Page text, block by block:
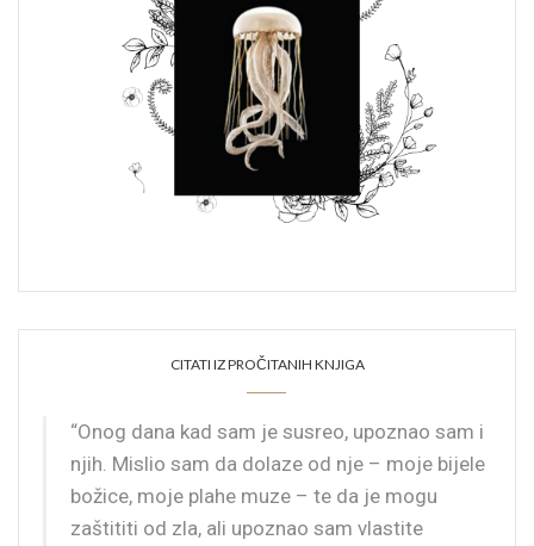
CITATI IZ PROČITANIH KNJIGA
“Onog dana kad sam je susreo, upoznao sam i
njih. Mislio sam da dolaze od nje – moje bijele
božice, moje plahe muze – te da je mogu
zaštititi od zla, ali upoznao sam vlastite